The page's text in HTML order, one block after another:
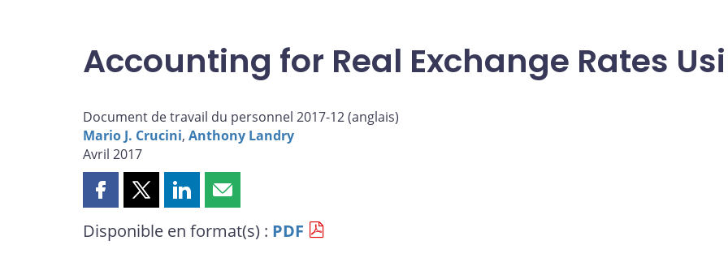
Accounting for Real Exchange Rates
Document de travail du personnel 2017-12 (anglais)
Mario J. Crucini, Anthony Landry
Avril 2017
Partager
page
Partager
page
Partager
page
Partager
page
Disponible en format(s) : PDF